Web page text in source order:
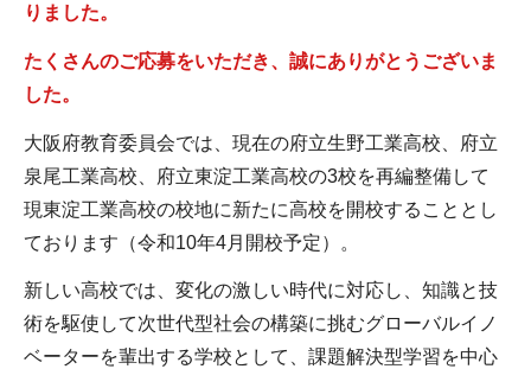
りました。
たくさんのご応募をいただき、誠にありがとうございま
した。
大阪府教育委員会では、現在の府立生野工業高校、府立
泉尾工業高校、府立東淀工業高校の3校を再編整備して
現東淀工業高校の校地に新たに高校を開校することとし
ております（令和10年4月開校予定）。
新しい高校では、変化の激しい時代に対応し、知識と技
術を駆使して次世代型社会の構築に挑むグローバルイノ
ベーターを輩出する学校として、課題解決型学習を中心